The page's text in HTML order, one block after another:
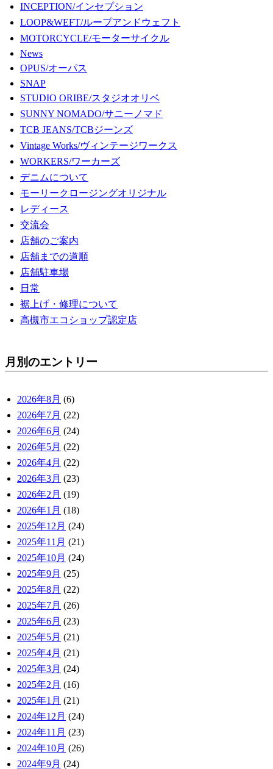
INCEPTION/インセプション
LOOP&WEFT/ループアンドウェフト
MOTORCYCLE/モーターサイクル
News
OPUS/オーパス
SNAP
STUDIO ORIBE/スタジオオリベ
SUNNY NOMADO/サニーノマド
TCB JEANS/TCBジーンズ
Vintage Works/ヴィンテージワークス
WORKERS/ワーカーズ
デニムについて
モーリークロージングオリジナル
レディース
交流会
店舗のご案内
店舗までの道順
店舗駐車場
日常
裾上げ・修理について
高槻市エコショップ認定店
月別のエントリー
2026年8月 (6)
2026年7月 (22)
2026年6月 (24)
2026年5月 (22)
2026年4月 (22)
2026年3月 (23)
2026年2月 (19)
2026年1月 (18)
2025年12月 (24)
2025年11月 (21)
2025年10月 (24)
2025年9月 (25)
2025年8月 (22)
2025年7月 (26)
2025年6月 (23)
2025年5月 (21)
2025年4月 (21)
2025年3月 (24)
2025年2月 (16)
2025年1月 (21)
2024年12月 (24)
2024年11月 (23)
2024年10月 (26)
2024年9月 (24)